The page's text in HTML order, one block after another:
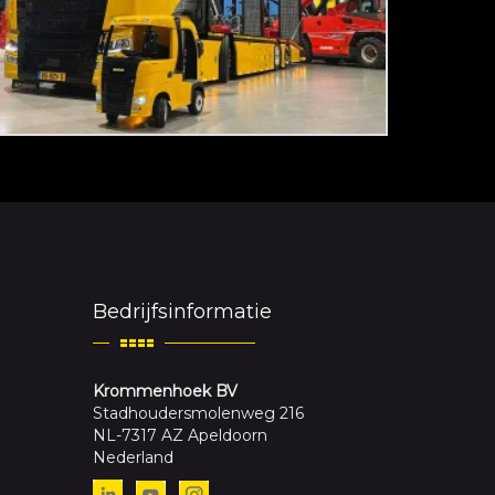
Bedrijfsinformatie
Krommenhoek BV
Stadhoudersmolenweg 216
NL-7317 AZ Apeldoorn
Nederland